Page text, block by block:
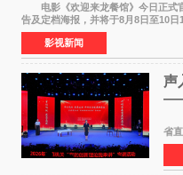
电影《欢迎来龙餐馆》今日正式
告及定档海报，并将于8月8日至10
食大片，影片讲述的是中国厨师徐福
影视新闻
声
由
省
至5
开
特